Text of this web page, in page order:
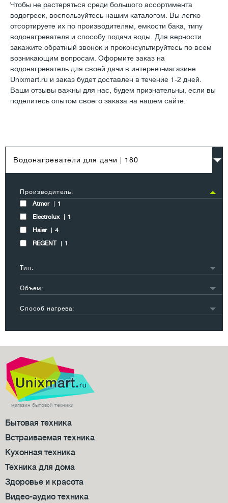
Чтобы не растеряться среди большого ассортимента
водогреек, воспользуйтесь нашим каталогом. Вы легко
отсортируете их по производителям, емкости бака, типу
водонагревателя и способу подачи воды. Для верности
закажите обратный звонок и проконсультируйтесь по всем
возникающим вопросам. Оформите заказ на
водонагреватель для своей дачи в интернет-магазине
Unixmart.ru и заказ будет доставлен в течение 1-2 дней.
Ваши отзывы важны для нас, будем признательны, если вы
поделитесь опытом своего заказа на нашем сайте.
Водонагреватели для дачи | 180
Производитель:
Atmor
1
Electrolux
1
Haier
4
REGENT
1
Тип:
проточный
2
Объем:
10-20 л
3
Способ нагрева:
магазин бытовой техники
Бытовая техника
Встраиваемая техника
Кухонная техника
Техника для дома
Здоровье и красота
Видео-аудио техника